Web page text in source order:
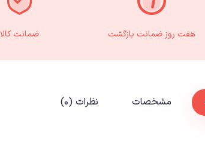
هفت روز ضمانت بازگشت ضمانت کالا
مشخصات نظرات (۰)